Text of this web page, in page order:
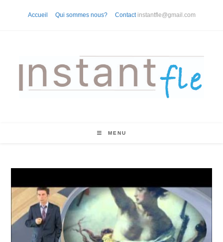
Accueil Qui sommes nous? Contact instantfle@gmail.com
MENU